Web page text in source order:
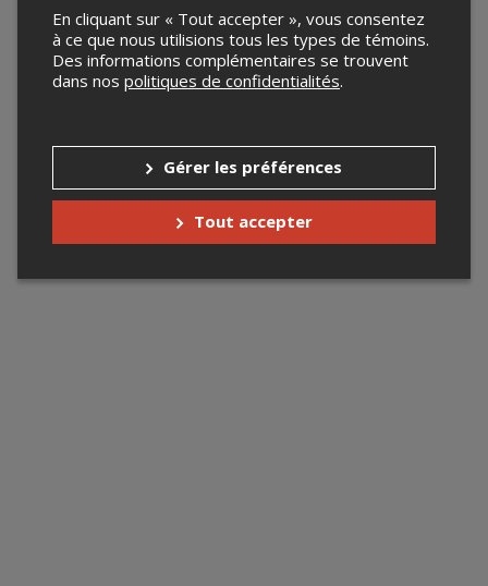
En cliquant sur « Tout accepter », vous consentez
à ce que nous utilisions tous les types de témoins.
Des informations complémentaires se trouvent
dans nos politiques de confidentialités.
Gérer les préférences
Tout accepter